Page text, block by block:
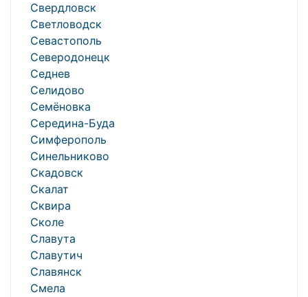
Свердловск
Светловодск
Севастополь
Северодонецк
Седнев
Селидово
Семёновка
Середина-Буда
Симферополь
Синельниково
Скадовск
Скалат
Сквира
Сколе
Славута
Славутич
Славянск
Смела